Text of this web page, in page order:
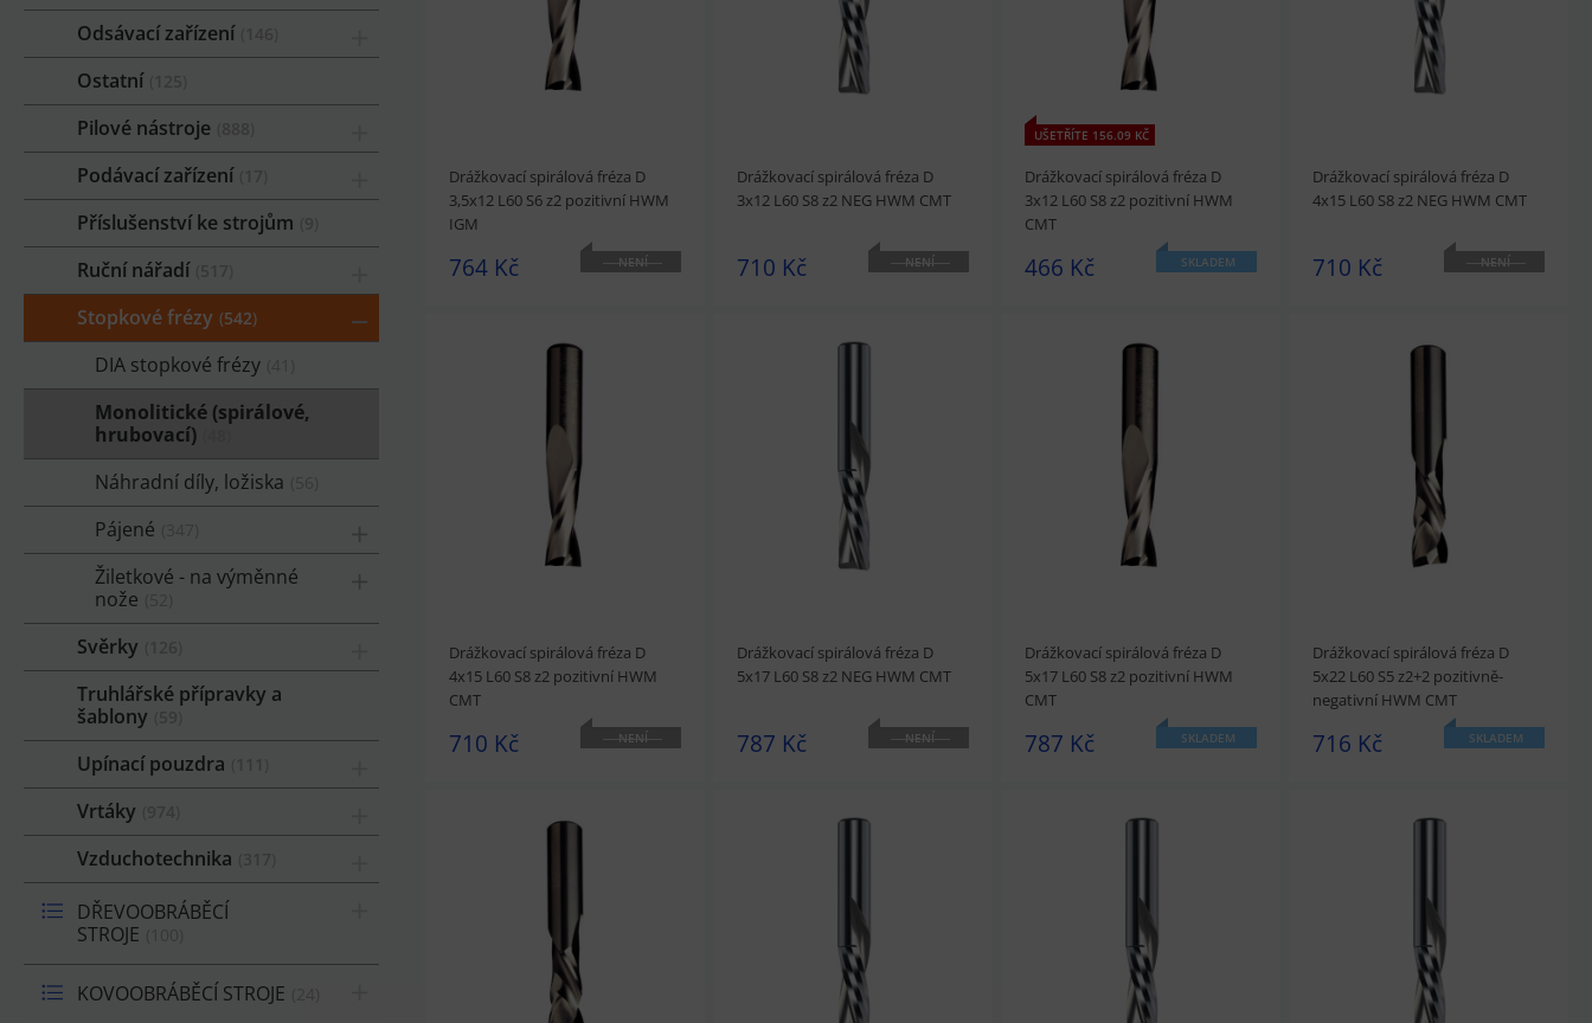
Odsávací zařízení
Ostatní
Pilové nástroje
Podávací zařízení
Příslušenství ke strojům
Ruční nářadí
Stopkové frézy 542
DIA stopkové frézy
Monolitické (spirálové,
hrubovací)
Náhradní díly, ložiska
Pájené
Žiletkové - na výměnné
nože
Svěrky
Truhlářské přípravky a
šablony
Upínací pouzdra
Vrtáky
Vzduchotechnika
DŘEVOOBRÁBĚCÍ
STROJE
KOVOOBRÁBĚCÍ STROJE
Drážkovací spirálová fréza D
3,5x12 L60 S6 z2 pozitivní HWM
IGM
764 Kč
NENÍ
Přidat do košíku
Drážkovací spirálová fréza D
3x12 L60 S8 z2 NEG HWM CMT
710 Kč
NENÍ
UŠETŘÍTE 156.09 KČ
Drážkovací spirálová fréza D
3x12 L60 S8 z2 pozitivní HWM
CMT
466 Kč SKLADEM
Přidat do košíku
Drážkovací spirálová fréza D
4x15 L60 S8 z2 NEG HWM CMT
710 Kč
NENÍ
Přidat do košíku
Drážkovací spirálová fréza D
4x15 L60 S8 z2 pozitivní HWM
CMT
710 Kč
NENÍ
Přidat do košíku
Drážkovací spirálová fréza D
5x17 L60 S8 z2 NEG HWM CMT
787 Kč
NENÍ
Drážkovací spirálová fréza D
5x17 L60 S8 z2 pozitivní HWM
CMT
787 Kč SKLADEM
Drážkovací spirálová fréza D
5x22 L60 S5 z2+2 pozitivně-
negativní HWM CMT
716 Kč SKLADEM